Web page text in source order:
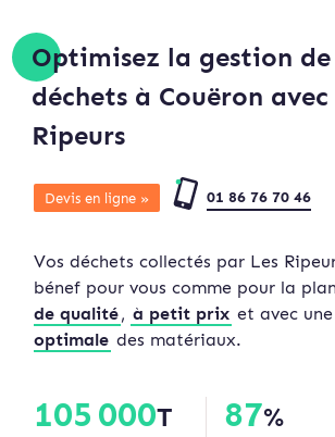
Optimisez la gestion
déchets à Couëron avec
Ripeurs
Devis en ligne » 01 86 76 70 46
Vos déchets collectés par Les
bénef pour vous comme pour la
de qualité, à petit prix et avec une
optimale des matériaux.
105 000T 87%